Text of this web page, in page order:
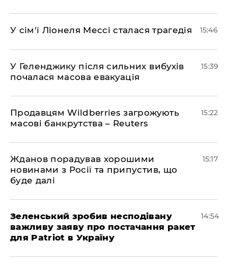
У сім'ї Ліонеля Мессі сталася трагедія 15:46
У Геленджику після сильних вибухів
почалася масова евакуація
15:39
Продавцям Wildberries загрожують
масові банкрутства – Reuters
15:22
Жданов порадував хорошими
новинами з Росії та припустив, що
буде далі
15:17
Зеленський зробив несподівану
важливу заяву про постачання ракет
для Patriot в Україну
14:54